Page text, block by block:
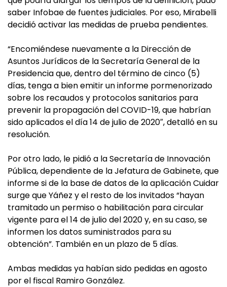
saber Infobae de fuentes judiciales. Por eso, Mirabelli
decidió activar las medidas de prueba pendientes.
“Encomiéndese nuevamente a la Dirección de
Asuntos Jurídicos de la Secretaría General de la
Presidencia que, dentro del término de cinco (5)
días, tenga a bien emitir un informe pormenorizado
sobre los recaudos y protocolos sanitarios para
prevenir la propagación del COVID-19, que habrían
sido aplicados el día 14 de julio de 2020″, detalló en su
resolución.
Por otro lado, le pidió a la Secretaría de Innovación
Pública, dependiente de la Jefatura de Gabinete, que
informe si de la base de datos de la aplicación Cuidar
surge que Yáñez y el resto de los invitados “hayan
tramitado un permiso o habilitación para circular
vigente para el 14 de julio del 2020 y, en su caso, se
informen los datos suministrados para su
obtención”. También en un plazo de 5 días.
Ambas medidas ya habían sido pedidas en agosto
por el fiscal Ramiro González.